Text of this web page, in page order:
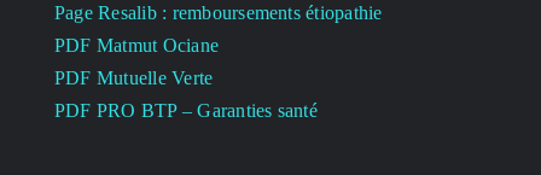
Page Resalib : remboursements étiopathie
PDF Matmut Ociane
PDF Mutuelle Verte
PDF PRO BTP – Garanties santé